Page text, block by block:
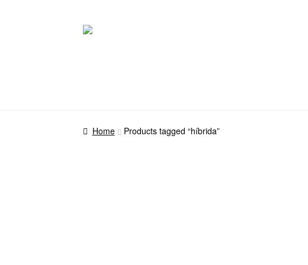
Pular
Pular
Home Products tagged “híbrida”